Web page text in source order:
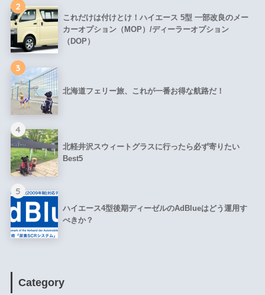
2
これだけは付けとけ！ハイエース 5型 一部改良のメー
カーオプション（MOP）/ディーラーオプション
（DOP）
3
北海道フェリー旅、これが一番お得な航路だ！
4
北軽井沢スウィートグラスに行ったら必ず寄りたい
Best5
5
ハイエース4型後期ディーゼルのAdBlueはどう運用す
べきか？
Category